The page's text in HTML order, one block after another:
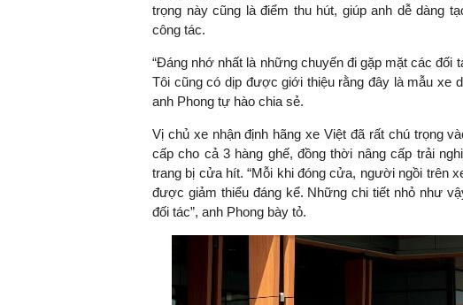
trọng này cũng là điểm thu hút, giúp anh dễ dàng
công tác.
“Đáng nhớ nhất là những chuyến đi gặp mặt các
Tôi cũng có dịp được giới thiệu rằng đây là mẫu xe
anh Phong tự hào chia sẻ.
Vị chủ xe nhận định hãng xe Việt đã rất chú trọng
cấp cho cả 3 hàng ghế, đồng thời nâng cấp trải
trang bị cửa hít. “Mỗi khi đóng cửa, người ngồi trên
được giảm thiểu đáng kể. Những chi tiết nhỏ như
đối tác”, anh Phong bày tỏ.